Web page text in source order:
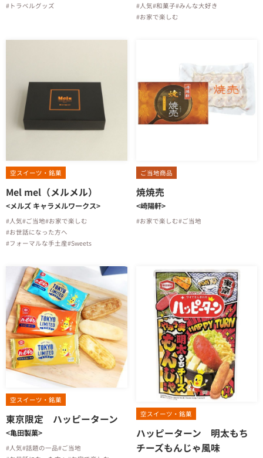
#トラベルグッズ #人気#和菓子#みんな大好き
#お家で楽しむ
空スイーツ・銘菓
Mel mel（メルメル）
<メルズ キャラメルワークス>
#人気#ご当地#お家で楽しむ
#お世話になった方へ
#フォーマルな手土産#Sweets
ご当地商品
焼焼売
<崎陽軒>
#お家で楽しむ#ご当地
空スイーツ・銘菓
東京限定 ハッピーターン
<亀田製菓>
#人気#話題の一品#ご当地
空スイーツ・銘菓
ハッピーターン 明太もち
チーズもんじゃ風味